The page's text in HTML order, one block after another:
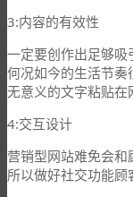
3:内容的有效性
一定要创作出足够
何况如今的生活节
无意义的文字粘贴在
4:交互设计
营销型网站难免会
所以做好社交功能顾